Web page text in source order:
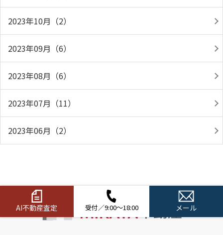
2023年10月（2）
2023年09月（6）
2023年08月（6）
2023年07月（11）
2023年06月（2）
AI不動産査定 受付／9:00～18:00 メール